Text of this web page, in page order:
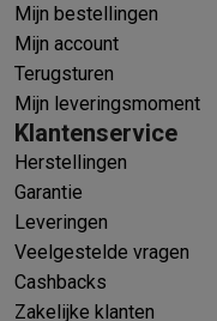
Mijn bestellingen
Mijn account
Terugsturen
Mijn leveringsmoment
Klantenservice
Herstellingen
Garantie
Leveringen
Veelgestelde vragen
Cashbacks
Zakelijke klanten